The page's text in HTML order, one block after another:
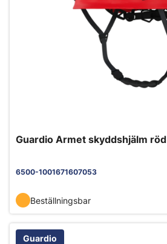
Guardio Armet skyddshjälm röd
6500-1001671607053
Beställningsbar
Guardio